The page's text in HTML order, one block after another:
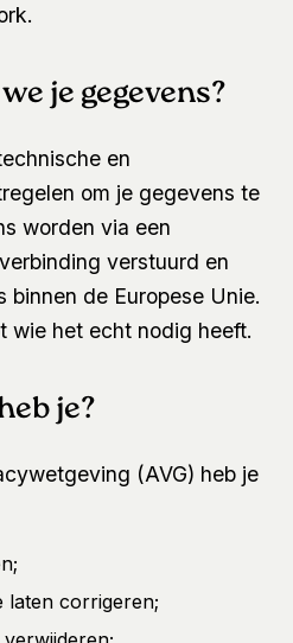
je gegevens?
en
om je gegevens te
worden via een
verstuurd en
binnen de Europese Unie.
wie het echt nodig heeft.
je?
(AVG) heb je
laten corrigeren;